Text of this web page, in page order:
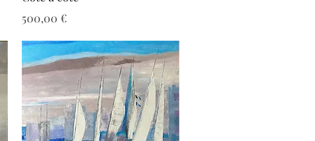
Prix
500,00 €